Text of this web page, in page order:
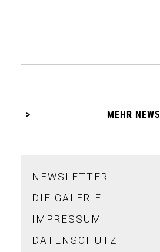
MEHR NEWS
NEWSLETTER
DIE GALERIE
IMPRESSUM
DATENSCHUTZ